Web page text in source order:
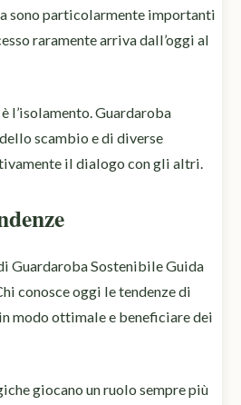
sono particolarmente importanti
raramente arriva dall’oggi al
l’isolamento. Guardaroba
scambio e di diverse
il dialogo con gli altri.
Guardaroba Sostenibile Guida
conosce oggi le tendenze di
modo ottimale e beneficiare dei
giocano un ruolo sempre più